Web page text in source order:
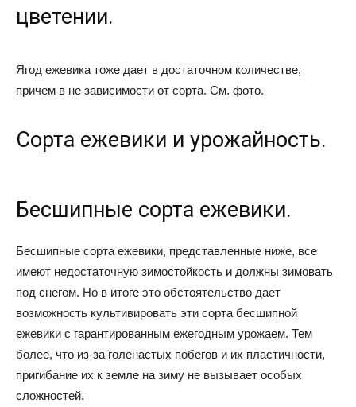
цветении.
Ягод ежевика тоже дает в достаточном количестве,
причем в не зависимости от сорта. См. фото.
Сорта ежевики и урожайность.
Бесшипные сорта ежевики.
Бесшипные сорта ежевики, представленные ниже, все
имеют недостаточную зимостойкость и должны зимовать
под снегом. Но в итоге это обстоятельство дает
возможность культивировать эти сорта бесшипной
ежевики с гарантированным ежегодным урожаем. Тем
более, что из-за голенастых побегов и их пластичности,
пригибание их к земле на зиму не вызывает особых
сложностей.